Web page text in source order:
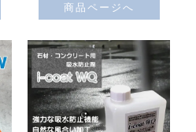
商品ページへ